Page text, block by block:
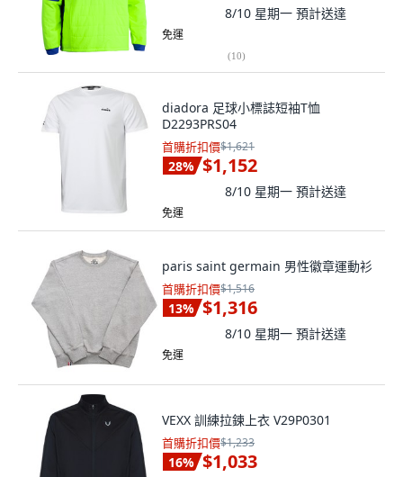
8/10 星期一 預計送達
免運
(10)
diadora 足球小標誌短袖T恤
D2293PRS04
首購折扣價$1,621
28% $1,152
8/10 星期一 預計送達
免運
paris saint germain 男性徽章運動衫
首購折扣價$1,516
13% $1,316
8/10 星期一 預計送達
免運
VEXX 訓練拉鍊上衣 V29P0301
首購折扣價$1,233
16% $1,033